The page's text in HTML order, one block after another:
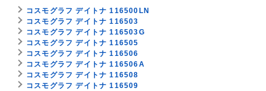
コスモグラフ デイトナ 116500LN
コスモグラフ デイトナ 116503
コスモグラフ デイトナ 116503G
コスモグラフ デイトナ 116505
コスモグラフ デイトナ 116506
コスモグラフ デイトナ 116506A
コスモグラフ デイトナ 116508
コスモグラフ デイトナ 116509